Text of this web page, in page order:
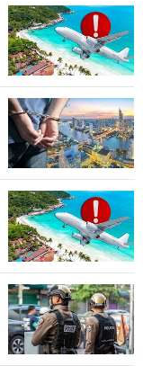
מדדים
ומחקרים
דעות
רכילות
עסקית
קריפטו
ויראלי
טלוויזיה
עסקי
ספורט